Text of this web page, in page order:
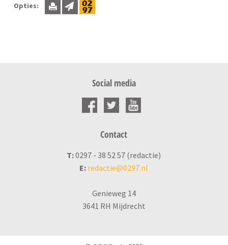
Opties:
Social media
Contact
T:0297 - 38 52 57 (redactie)
E: redactie@0297.nl
Genieweg 14
3641 RH Mijdrecht